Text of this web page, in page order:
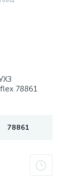
78861
78861